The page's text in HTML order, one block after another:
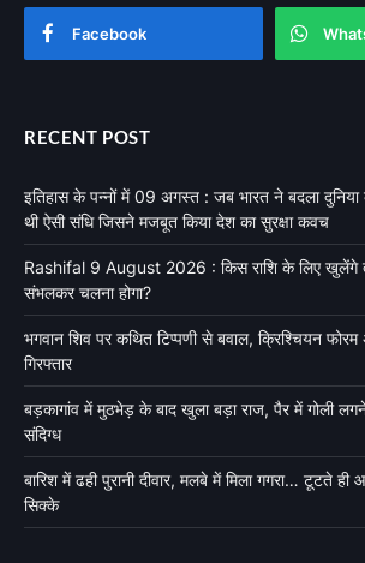
Facebook
RECENT POST
इतिहास के पन्नों में 09 अगस्त : जब भारत ने बदला
थी ऐसी संधि जिसने मजबूत किया देश का सुरक्षा कवच
Rashifal 9 August 2026 : किस राशि के लिए खुलेंगे
संभलकर चलना होगा?
भगवान शिव पर कथित टिप्पणी से बवाल, क्रिश्चियन
गिरफ्तार
बड़कागांव में मुठभेड़ के बाद खुला बड़ा राज, पैर में गोली
संदिग्ध
बारिश में ढही पुरानी दीवार, मलबे में मिला गगरा… टूटते
सिक्के